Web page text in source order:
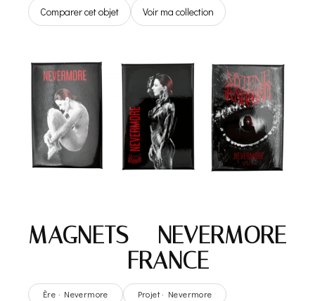
Comparer cet objet Voir ma collection
MAGNETS – NEVERMORE
– FRANCE
Ère · Nevermore
Projet · Nevermore